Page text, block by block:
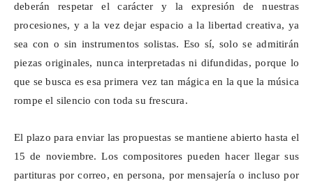
deberán respetar el carácter y la expresión de nuestras
procesiones, y a la vez dejar espacio a la libertad creativa, ya
sea con o sin instrumentos solistas. Eso sí, solo se admitirán
piezas originales, nunca interpretadas ni difundidas, porque lo
que se busca es esa primera vez tan mágica en la que la música
rompe el silencio con toda su frescura.
El plazo para enviar las propuestas se mantiene abierto hasta el
15 de noviembre. Los compositores pueden hacer llegar sus
partituras por correo, en persona, por mensajería o incluso por